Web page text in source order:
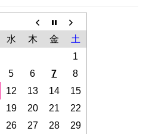
水 木 金
土
1
5 6 7
8
12 13 14
15
19 20 21
22
26 27 28
29